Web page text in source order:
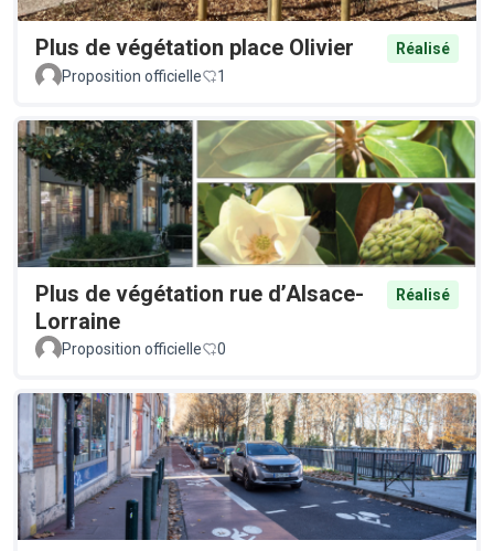
Plus de végétation place Olivier
Réalisé
Proposition officielle
1
Plus de végétation rue d’Alsace-
Lorraine
Réalisé
Proposition officielle 0